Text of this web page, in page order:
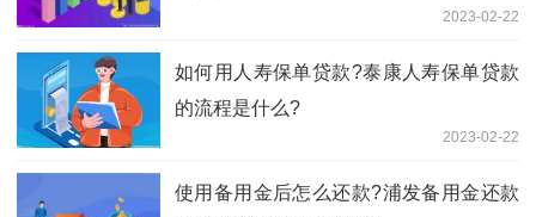
2023-02-22
如何用人寿保单贷款?泰康人寿保单贷款
的流程是什么?
2023-02-22
使用备用金后怎么还款?浦发备用金还款